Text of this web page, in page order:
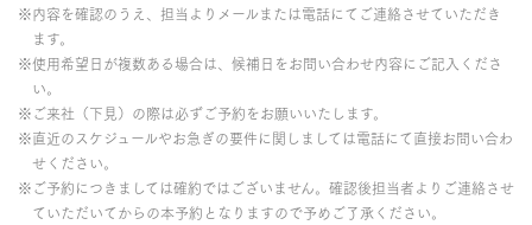
※内容を確認のうえ、担当よりメールまたは電話にてご連絡させていただき
ます。
※使用希望日が複数ある場合は、候補日をお問い合わせ内容にご記入くださ
い。
※ご来社（下見）の際は必ずご予約をお願いいたします。
※直近のスケジュールやお急ぎの要件に関しましては電話にて直接お問い合わ
せください。
※ご予約につきましては確約ではございません。確認後担当者よりご連絡させ
ていただいてからの本予約となりますので予めご了承ください。